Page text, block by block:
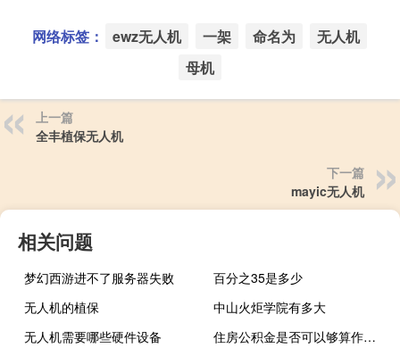
网络标签： ewz无人机 一架 命名为
无人机
母机
上一篇
全丰植保无人机
下一篇
mayic无人机
相关问题
梦幻西游进不了服务器失败
百分之35是多少
无人机的植保
中山火炬学院有多大
无人机需要哪些硬件设备
住房公积金是否可以够算作夫妻共同财产